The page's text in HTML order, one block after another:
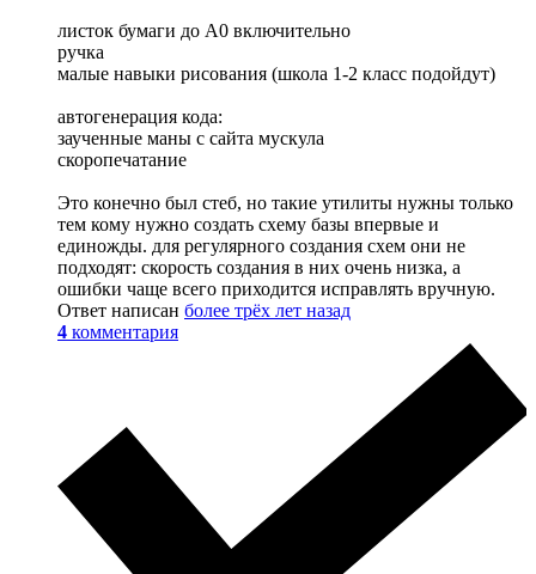
листок бумаги до А0 включительно
ручка
малые навыки рисования (школа 1-2 класс подойдут)
автогенерация кода:
заученные маны с сайта мускула
скоропечатание
Это конечно был стеб, но такие утилиты нужны только
тем кому нужно создать схему базы впервые и
единожды. для регулярного создания схем они не
подходят: скорость создания в них очень низка, а
ошибки чаще всего приходится исправлять вручную.
Ответ написан более трёх лет назад
4 комментария